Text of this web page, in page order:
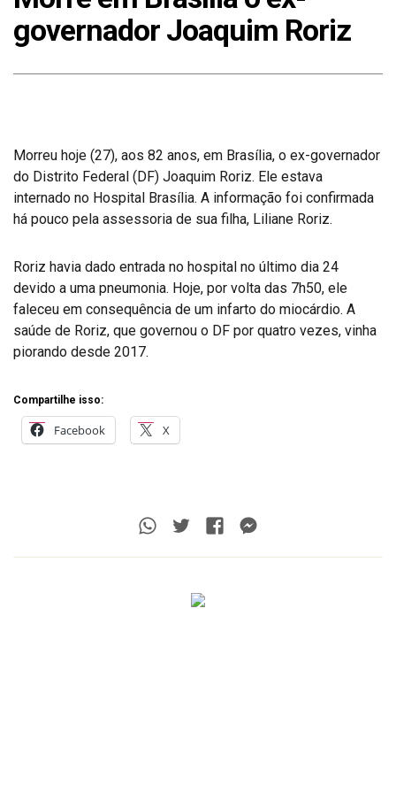
governador Joaquim Roriz
Morreu hoje (27), aos 82 anos, em Brasília, o ex-governador
do Distrito Federal (DF) Joaquim Roriz. Ele estava
internado no Hospital Brasília. A informação foi confirmada
há pouco pela assessoria de sua filha, Liliane Roriz.
Roriz havia dado entrada no hospital no último dia 24
devido a uma pneumonia. Hoje, por volta das 7h50, ele
faleceu em consequência de um infarto do miocárdio. A
saúde de Roriz, que governou o DF por quatro vezes, vinha
piorando desde 2017.
Compartilhe isso:
Facebook X
Whatsapp
TwitterFacebook